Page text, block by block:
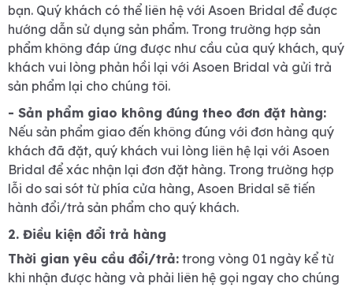
bạn. Quý khách có thể liên hệ với Asoen Bridal để được
hướng dẫn sử dụng sản phẩm. Trong trường hợp sản
phẩm không đáp ứng được như cầu của quý khách, quý
khách vui lòng phản hồi lại với Asoen Bridal và gửi trả
sản phẩm lại cho chúng tôi.
- Sản phẩm giao không đúng theo đơn đặt hàng:
Nếu sản phẩm giao đến không đúng với đơn hàng quý
khách đã đặt, quý khách vui lòng liên hệ lại với Asoen
Bridal để xác nhận lại đơn đặt hàng. Trong trường hợp
lỗi do sai sót từ phía cửa hàng, Asoen Bridal sẽ tiến
hành đổi/trả sản phẩm cho quý khách.
2. Điều kiện đổi trả hàng
Thời gian yêu cầu đổi/trả: trong vòng 01 ngày kể từ
khi nhận được hàng và phải liên hệ gọi ngay cho chúng